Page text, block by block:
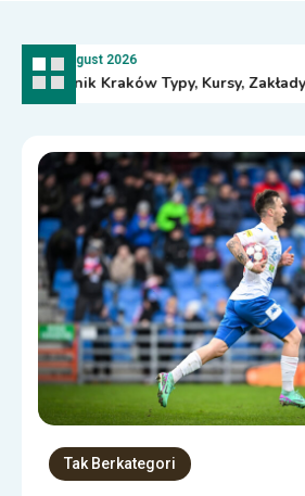
4 August 2026
Hutnik Kraków Typy, Kursy, Zakłady
Tak Berkategori